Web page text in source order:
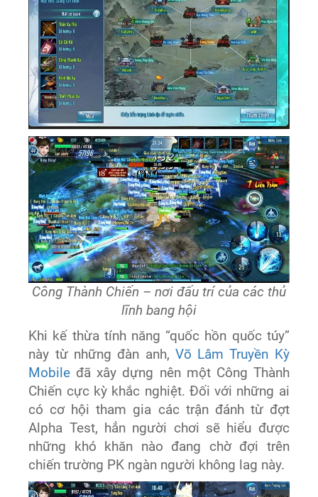
Công Thành Chiến – nơi đấu trí của các thủ
lĩnh bang hội
Khi kế thừa tính năng “quốc hồn quốc túy”
này từ những đàn anh, Võ Lâm Truyền Kỳ
Mobile đã xây dựng nên một Công Thành
Chiến cực kỳ khắc nghiệt. Đối với những ai
có cơ hội tham gia các trận đánh từ đợt
Alpha Test, hẳn người chơi sẽ hiểu được
những khó khăn nào đang chờ đợi trên
chiến trường PK ngàn người không lag này.